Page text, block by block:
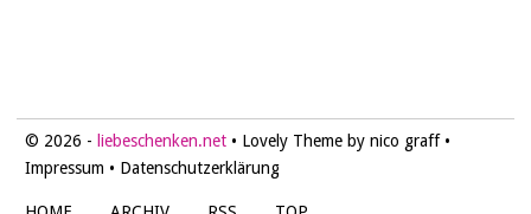
© 2026 - liebeschenken.net • Lovely Theme by nico graff •
Impressum • Datenschutzerklärung